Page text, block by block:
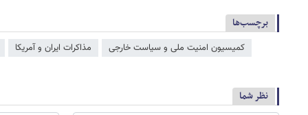
برچسب‌ها
کمیسیون امنیت ملی و سیاست خارجی مذاکرات ایران و آمریکا
نظر شما